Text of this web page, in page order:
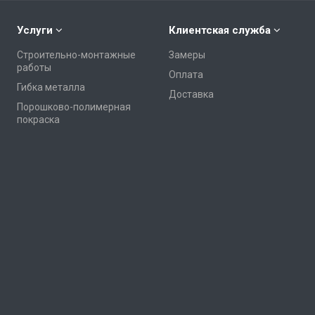
Услуги
Строительно-монтажные
работы
Гибка металла
Порошково-полимерная
покраска
Клиентская служба
Замеры
Оплата
Доставка